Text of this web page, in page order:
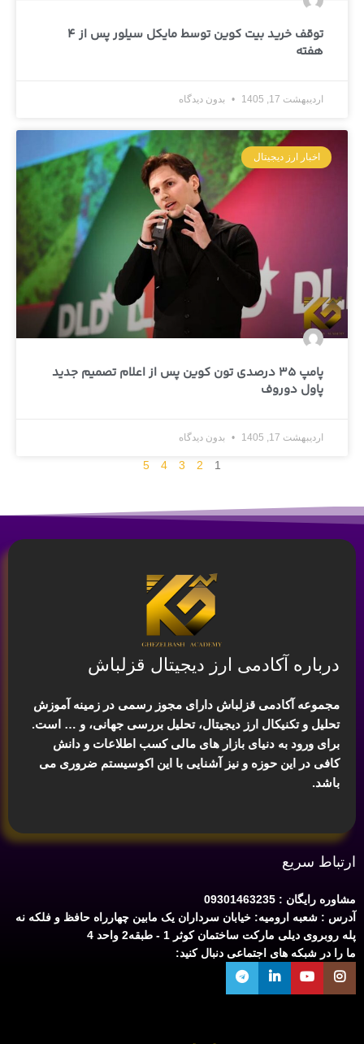
توقف خرید بیت کوین توسط مایکل سیلور پس از 4
هفته
اردیبهشت 17, 1405 بدون دیدگاه
اخبار ارز دیجیتال
پامپ 35 درصدی تون‌ کوین پس از اعلام تصمیم جدید
پاول دوروف
اردیبهشت 17, 1405 بدون دیدگاه
1
2
3
4
5
درباره آکادمی ارز دیجیتال قزلباش
مجموعه آکادمی قزلباش دارای مجوز رسمی در زمینه آموزش
تحلیل و تکنیکال ارز دیجیتال، تحلیل بررسی جهانی، و … است.
برای ورود به دنیای بازار های مالی کسب اطلاعات و دانش
کافی در این حوزه و نیز آشنایی با این اکوسیستم ضروری می
باشد.
ارتباط سریع
مشاوره رایگان : 09301463235
آدرس : شعبه ارومیه: خیابان سرداران یک مابین چهارراه حافظ و فلکه نه
پله روبروی دیلی مارکت ساختمان کوثر 1 - طبقه2 واحد 4
ما را در شبکه های اجتماعی دنبال کنید: